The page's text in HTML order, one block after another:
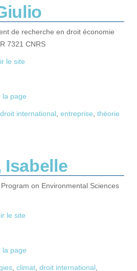
de recherche en droit économie
7321 CNRS
le site
la page
droit international , entreprise, théorie
Isabelle
on Environmental Sciences
le site
la page
, climat, droit international ,